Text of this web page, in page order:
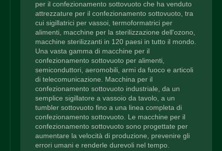
per il confezionamento sottovuoto che ha venduto
attrezzature per il confezionamento sottovuoto, tra
cui sigillatrici per vassoi, termoformatrici per
alimenti, macchine per la sterilizzazione dell'ozono,
macchine sterilizzanti in 120 paesi in tutto il mondo.
Una vasta gamma di macchine per il
confezionamento sottovuoto per alimenti,
semiconduttori, aeromobili, armi da fuoco e articoli
di telecomunicazione. Macchina per il
confezionamento sottovuoto industriale, da un
semplice sigillatore a vassoio da tavolo, a un
tumbler sottovuoto fino a una linea completa di
confezionamento sottovuoto. Le macchine per il
confezionamento sottovuoto sono progettate per
aumentare la velocità di produzione, prevenire gli
errori umani e renderle durevoli nel tempo.